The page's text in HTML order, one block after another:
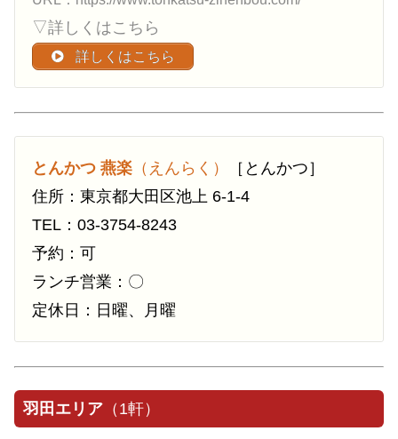
▽詳しくはこちら
詳しくはこちら
とんかつ 燕楽 （えんらく）
［とんかつ］
住所：東京都大田区池上 6-1-4
TEL：03-3754-8243
予約：可
ランチ営業：〇
定休日：日曜、月曜
羽田エリア （1軒）